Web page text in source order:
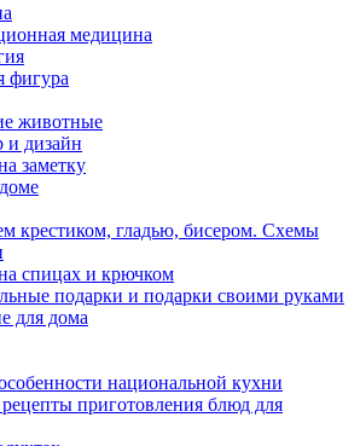
медицина
фигура
животные
и дизайн
заметку
крестиком, гладью, бисером. Схемы
спицах и крючком
подарки и подарки своими руками
для дома
национальной кухни
приготовления блюд для